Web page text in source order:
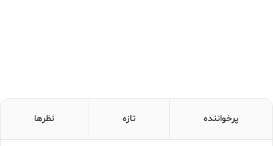
پرخواننده تازه نظرها